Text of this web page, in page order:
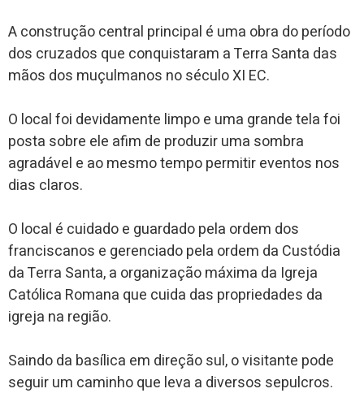
A construção central principal é uma obra do período
dos cruzados que conquistaram a Terra Santa das
mãos dos muçulmanos no século XI EC.
O local foi devidamente limpo e uma grande tela foi
posta sobre ele afim de produzir uma sombra
agradável e ao mesmo tempo permitir eventos nos
dias claros.
O local é cuidado e guardado pela ordem dos
franciscanos e gerenciado pela ordem da Custódia
da Terra Santa, a organização máxima da Igreja
Católica Romana que cuida das propriedades da
igreja na região.
Saindo da basílica em direção sul, o visitante pode
seguir um caminho que leva a diversos sepulcros.